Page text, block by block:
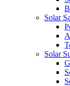
Solar
Solar